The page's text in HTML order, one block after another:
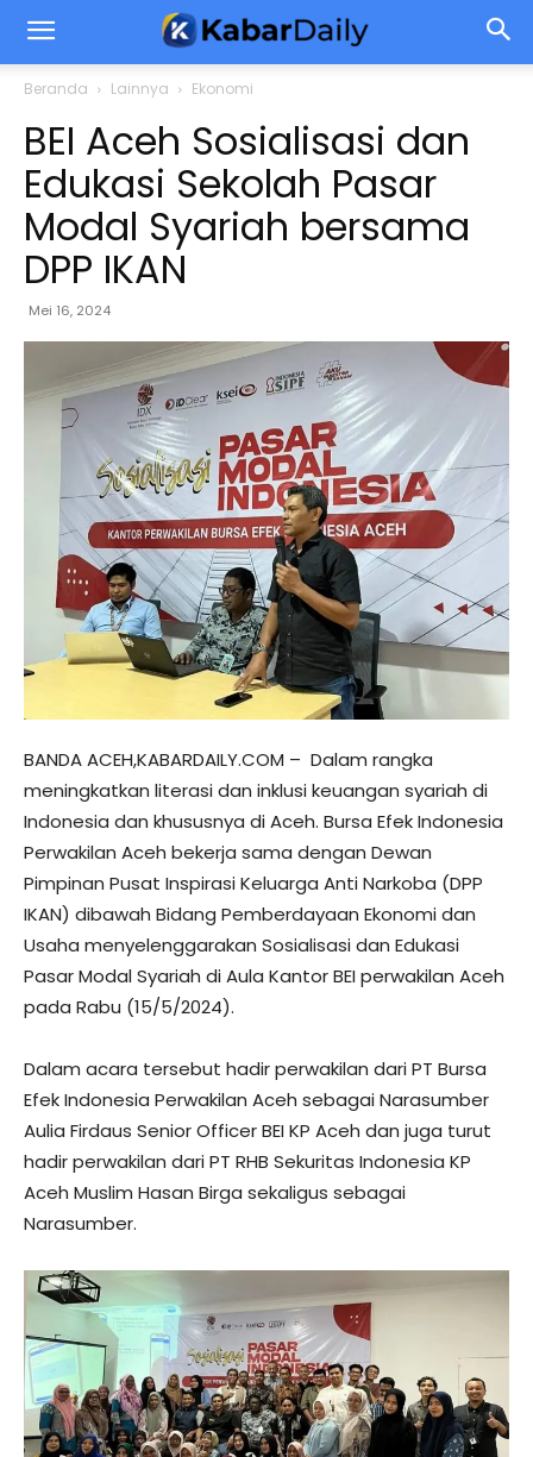
Beranda Lainnya Ekonomi
BEI Aceh Sosialisasi dan
Edukasi Sekolah Pasar
Modal Syariah bersama
DPP IKAN
Mei 16, 2024
BANDA ACEH,KABARDAILY.COM – Dalam rangka
meningkatkan literasi dan inklusi keuangan syariah di
Indonesia dan khususnya di Aceh. Bursa Efek Indonesia
Perwakilan Aceh bekerja sama dengan Dewan
Pimpinan Pusat Inspirasi Keluarga Anti Narkoba (DPP
IKAN) dibawah Bidang Pemberdayaan Ekonomi dan
Usaha menyelenggarakan Sosialisasi dan Edukasi
Pasar Modal Syariah di Aula Kantor BEI perwakilan Aceh
pada Rabu (15/5/2024).
Dalam acara tersebut hadir perwakilan dari PT Bursa
Efek Indonesia Perwakilan Aceh sebagai Narasumber
Aulia Firdaus Senior Officer BEI KP Aceh dan juga turut
hadir perwakilan dari PT RHB Sekuritas Indonesia KP
Aceh Muslim Hasan Birga sekaligus sebagai
Narasumber.